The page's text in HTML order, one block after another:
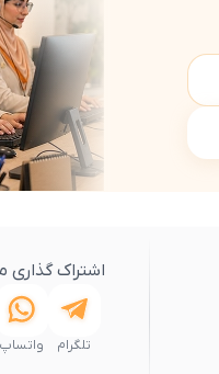
اشتراک
تلگرام واتساپ